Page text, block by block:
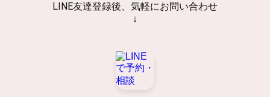
LINE友達登録後、気軽にお問い合わせ
↓